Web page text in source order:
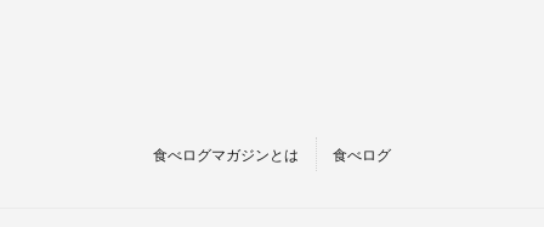
食べログマガジンとは 食べログ